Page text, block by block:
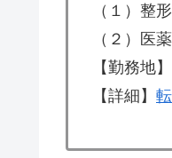
（１）整
（２）医
【勤務地
【詳細】